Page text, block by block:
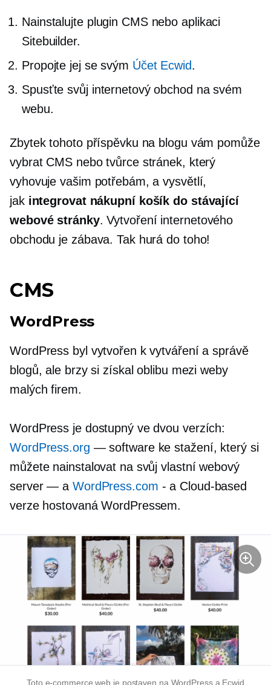
Nainstalujte plugin CMS nebo aplikaci
Sitebuilder.
Propojte jej se svým Účet Ecwid.
Spusťte svůj internetový obchod na svém
webu.
Zbytek tohoto příspěvku na blogu vám pomůže
vybrat CMS nebo tvůrce stránek, který
vyhovuje vašim potřebám, a vysvětlí,
jak integrovat nákupní košík do stávající
webové stránky. Vytvoření internetového
obchodu je zábava. Tak hurá do toho!
CMS
WordPress
WordPress byl vytvořen k vytváření a správě
blogů, ale brzy si získal oblibu mezi weby
malých firem.
WordPress je dostupný ve dvou verzích:
WordPress.org — software ke stažení, který si
můžete nainstalovat na svůj vlastní webový
server — a WordPress.com - a Cloud-based
verze hostovaná WordPressem.
Toto e-commerce web je postaven na WordPress a Ecwid